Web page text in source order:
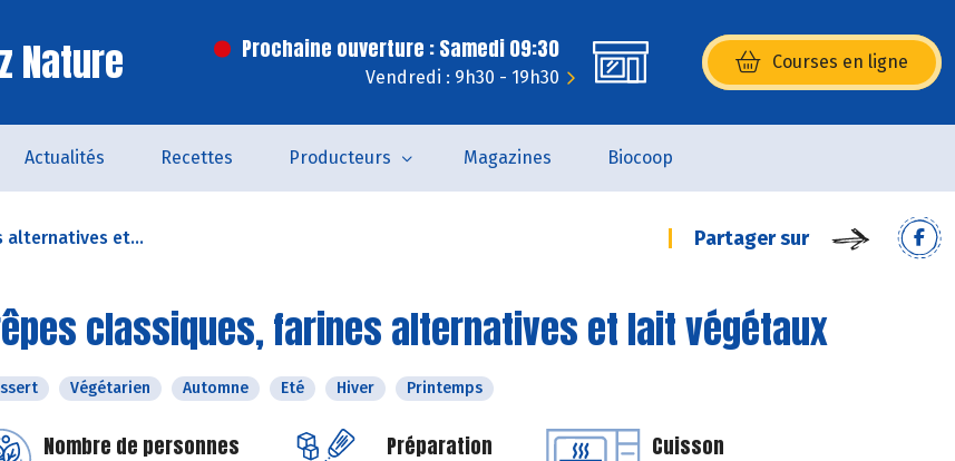
Nature Prochaine ouverture : Samedi 09:30
Vendredi : 9h30 - 19h30
Courses en ligne
(s’ouvre dans une nouvelle
Actualités Recettes Producteurs Magazines Biocoop
alternatives et... Partager sur
classiques, farines alternatives et lait végétaux
Végétarien Automne Eté Hiver Printemps
Nombre de personnes Préparation Cuisson